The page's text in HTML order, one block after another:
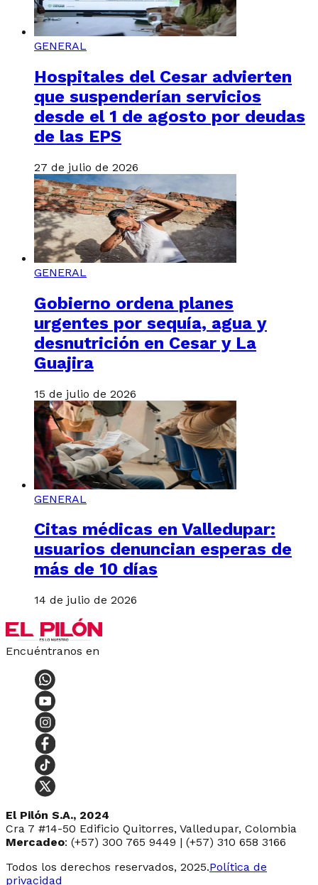
GENERAL
Hospitales del Cesar advierten
que suspenderían servicios
desde el 1 de agosto por deudas
de las EPS
27 de julio de 2026
GENERAL
Gobierno ordena planes
urgentes por sequía, agua y
desnutrición en Cesar y La
Guajira
15 de julio de 2026
GENERAL
Citas médicas en Valledupar:
usuarios denuncian esperas de
más de 10 días
14 de julio de 2026
Encuéntranos en
El Pilón S.A., 2024
Cra 7 #14-50 Edificio Quitorres, Valledupar, Colombia
Mercadeo: (+57) 300 765 9449 | (+57) 310 658 3166
Todos los derechos reservados, 2025.Política de
privacidad